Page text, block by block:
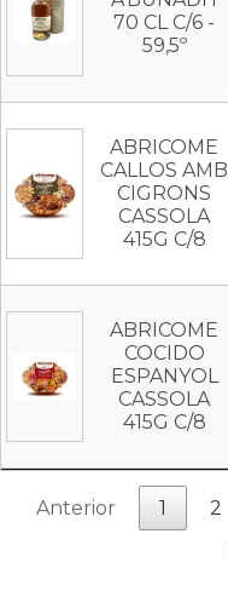
70 CL C/6 -
59,5º
ABRICOME
CALLOS AMB
CIGRONS
CASSOLA
415G C/8
ABRICOME
COCIDO
ESPANYOL
CASSOLA
415G C/8
Anterior 1 2